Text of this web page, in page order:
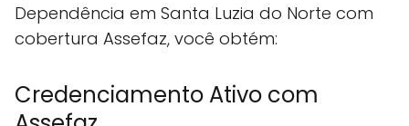
Dependência em Santa Luzia do Norte com
cobertura Assefaz, você obtém:
Credenciamento Ativo com